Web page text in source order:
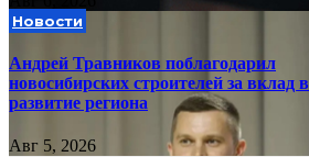
Новости
Андрей Травников поблагодарил
новосибирских строителей за вклад в
развитие региона
Авг 5, 2026